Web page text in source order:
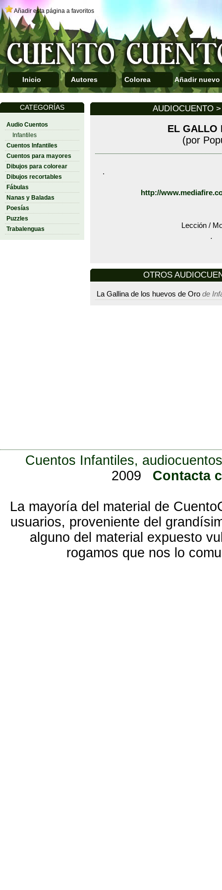
Añadir esta página a favoritos
Inicio Autores Colorea Añadir nuevo
CATEGORÍAS
Audio Cuentos
Infantiles
Cuentos Infantiles
Cuentos para mayores
Dibujos para colorear
Dibujos recortables
Fábulas
Nanas y Baladas
Poesías
Puzzles
Trabalenguas
AUDIOCUENTO
EL GALLO
(por
.
http://
Lección /
.
OTROS
La Gallina de los huevos de Oro de
Cuentos Infantiles,
2009
Contacta
La mayoría del material de
usuarios, proveniente del
alguno del material expuesto
rogamos que nos lo